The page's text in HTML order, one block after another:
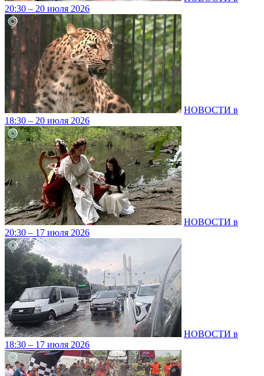
20:30 – 20 июля 2026
НОВОСТИ в
18:30 – 20 июля 2026
НОВОСТИ в
20:30 – 17 июля 2026
НОВОСТИ в
18:30 – 17 июля 2026